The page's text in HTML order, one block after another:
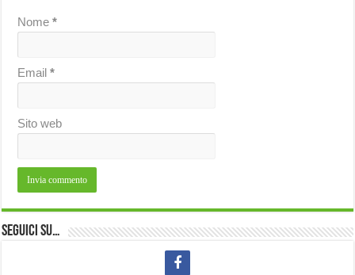
Nome*
Email*
Sito web
Seguici su…